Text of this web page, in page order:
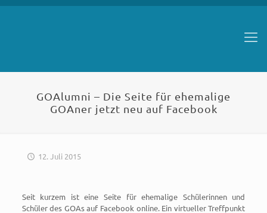
GOAlumni – Die Seite für ehemalige
GOAner jetzt neu auf Facebook
12. Juli 2015
Seit kurzem ist eine Seite für ehemalige Schülerinnen und
Schüler des GOAs auf Facebook online. Ein virtueller Treffpunkt